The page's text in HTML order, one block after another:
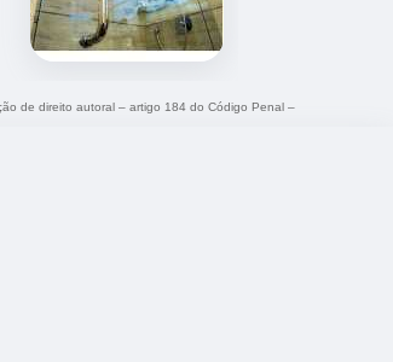
de direito autoral – artigo 184 do Código Penal –